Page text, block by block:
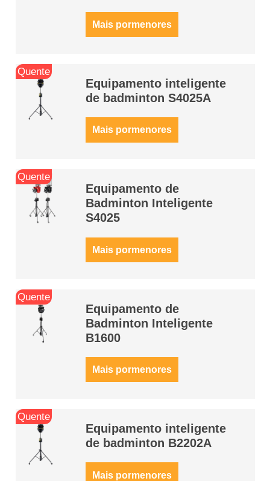
Mais pormenores
Quente
Equipamento inteligente
de badminton S4025A
Mais pormenores
Quente
Equipamento de
Badminton Inteligente
S4025
Mais pormenores
Quente
Equipamento de
Badminton Inteligente
B1600
Mais pormenores
Quente
Equipamento inteligente
de badminton B2202A
Mais pormenores